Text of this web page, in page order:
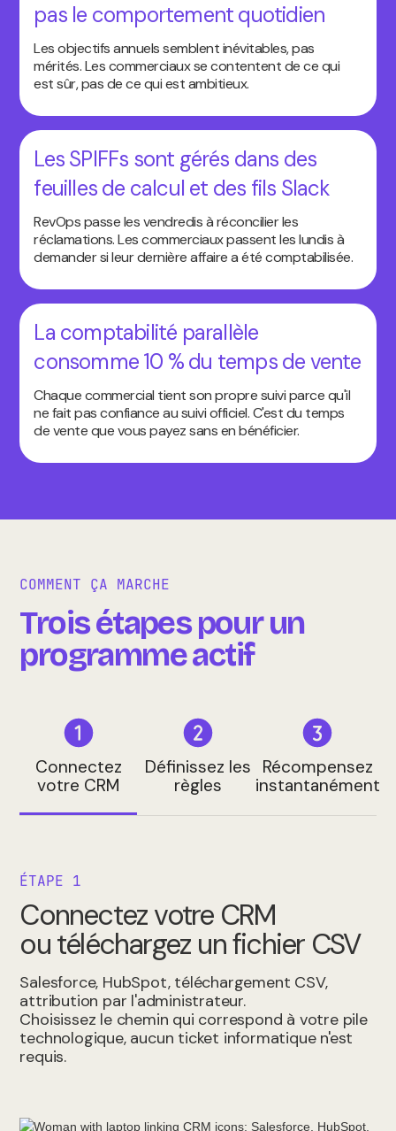
pas le comportement quotidien
Les objectifs annuels semblent inévitables, pas
mérités. Les commerciaux se contentent de ce qui
est sûr, pas de ce qui est ambitieux.
Les SPIFFs sont gérés dans des
feuilles de calcul et des fils Slack
RevOps passe les vendredis à réconcilier les
réclamations. Les commerciaux passent les lundis à
demander si leur dernière affaire a été comptabilisée.
La comptabilité parallèle
consomme 10 % du temps de vente
Chaque commercial tient son propre suivi parce qu'il
ne fait pas confiance au suivi officiel. C'est du temps
de vente que vous payez sans en bénéficier.
COMMENT ÇA MARCHE
Trois étapes pour un
programme actif
Connectez
votre CRM
Définissez les
règles
Récompensez
instantanément
ÉTAPE 1
Connectez votre CRM
ou téléchargez un fichier CSV
Salesforce, HubSpot, téléchargement CSV,
attribution par l'administrateur.
Choisissez le chemin qui correspond à votre pile
technologique, aucun ticket informatique n'est
requis.